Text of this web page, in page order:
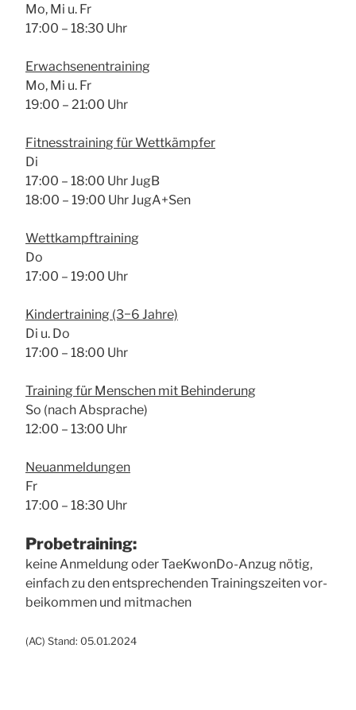
Mo, Mi u. Fr
17:00 – 18:30 Uhr
Erwach­se­nen­trai­ning
Mo, Mi u. Fr
19:00 – 21:00 Uhr
Fit­ness­trai­ning für Wett­kämp­fer
Di
17:00 – 18:00 Uhr JugB
18:00 – 19:00 Uhr JugA+Sen
Wett­kampf­trai­ning
Do
17:00 – 19:00 Uhr
Kin­der­trai­ning (3−6 Jah­re)
Di u. Do
17:00 – 18:00 Uhr
Trai­ning für Men­schen mit Behin­de­rung
So (nach Abspra­che)
12:00 – 13:00 Uhr
Neu­an­mel­dun­gen
Fr
17:00 – 18:30 Uhr
Pro­be­trai­ning:
kei­ne Anmel­dung oder Tae­Kwon­Do-Anzug nötig,
ein­fach zu den ent­spre­chen­den Trai­nings­zei­ten vor­
bei­kom­men und mit­ma­chen
(AC) Stand: 05.01.2024